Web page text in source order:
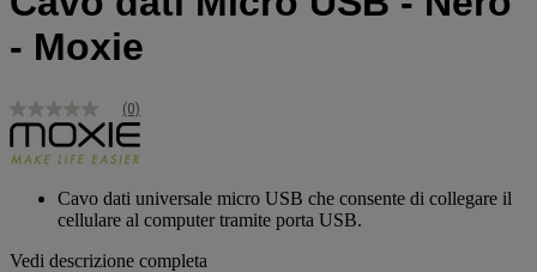
- Moxie
Nessuna
valutazione
Stesso
pagina.
(0)
Cavo dati universale micro USB che consente di collegare il
cellulare al computer tramite porta USB.
Vedi descrizione completa